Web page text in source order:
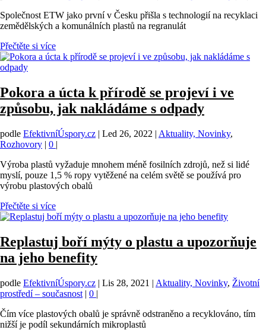
Společnost ETW jako první v Česku přišla s technologií na recyklaci
zemědělských a komunálních plastů na regranulát
Přečtěte si více
Pokora a úcta k přírodě se projeví i ve
způsobu, jak nakládáme s odpady
podle EfektivníÚspory.cz | Led 26, 2022 | Aktuality, Novinky,
Rozhovory | 0 |
Výroba plastů vyžaduje mnohem méně fosilních zdrojů, než si lidé
myslí, pouze 1,5 % ropy vytěžené na celém světě se používá pro
výrobu plastových obalů
Přečtěte si více
Replastuj boří mýty o plastu a upozorňuje
na jeho benefity
podle EfektivníÚspory.cz | Lis 28, 2021 | Aktuality, Novinky, Životní
prostředí – současnost | 0 |
Čím více plastových obalů je správně odstraněno a recyklováno, tím
nižší je podíl sekundárních mikroplastů